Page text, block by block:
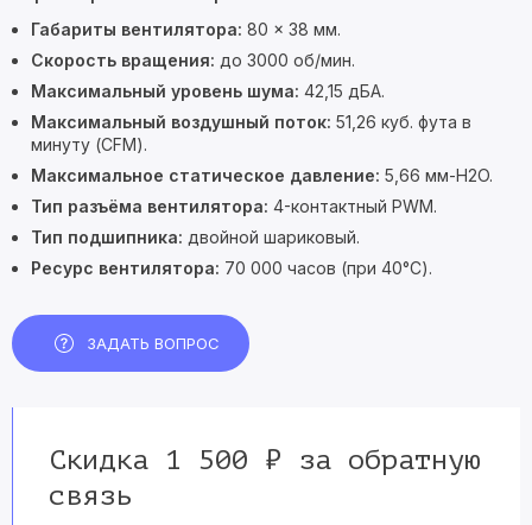
Габариты вентилятора: 80 × 38 мм.
Скорость вращения: до 3000 об/мин.
Максимальный уровень шума: 42,15 дБА.
Максимальный воздушный поток: 51,26 куб. фута в
минуту (CFM).
Максимальное статическое давление: 5,66 мм-H2O.
Тип разъёма вентилятора: 4-контактный PWM.
Тип подшипника: двойной шариковый.
Ресурс вентилятора: 70 000 часов (при 40°C).
ЗАДАТЬ ВОПРОС
Скидка 1 500 ₽ за обратную
связь